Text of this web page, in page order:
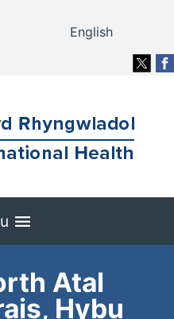
English
Atal
Hybu